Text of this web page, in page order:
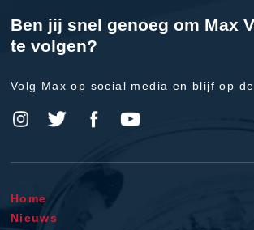
Ben jij snel genoeg om Max
te volgen?
Volg Max op social media en blijf op
Home
Nieuws